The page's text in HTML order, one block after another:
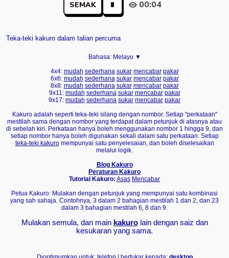
SEMAK 00:04
Teka-teki kakuro dalam talian percuma
Bahasa: Melayu ▼
4x4: mudah sederhana sukar mencabar pakar
6x6: mudah sederhana sukar mencabar pakar
8x8: mudah sederhana sukar mencabar pakar
9x11: mudah sederhana sukar mencabar pakar
9x17: mudah sederhana sukar mencabar pakar
Kakuro adalah seperti teka-teki silang dengan nombor. Setiap "perkataan"
mestilah sama dengan nombor yang terdapat dalam petunjuk di atasnya atau
di sebelah kiri. Perkataan hanya boleh menggunakan nombor 1 hingga 9, dan
setiap nombor hanya boleh digunakan sekali dalam satu perkataan. Setiap
teka-teki kakuromempunyai satu penyelesaian, dan boleh diselesaikan
melalui logik.
Blog Kakuro
Peraturan Kakuro
Tutorial Kakuro: Asas Mencabar
Petua Kakuro: Mulakan dengan petunjuk yang mempunyai satu kombinasi
yang sah sahaja. Contohnya, 3 dalam 2 bahagian mestilah 1 dan 2, dan 23
dalam 3 bahagian mestilah 6, 8 dan 9.
Mulakan semula, dan main kakurolain dengan saiz dan
kesukaran yang sama.